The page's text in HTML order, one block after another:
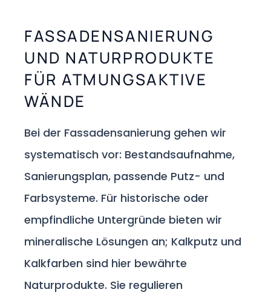
FASSADENSANIERUNG
UND NATURPRODUKTE
FÜR ATMUNGSAKTIVE
WÄNDE
Bei der Fassadensanierung gehen wir
systematisch vor: Bestandsaufnahme,
Sanierungsplan, passende Putz- und
Farbsysteme. Für historische oder
empfindliche Untergründe bieten wir
mineralische Lösungen an; Kalkputz und
Kalkfarben sind hier bewährte
Naturprodukte. Sie regulieren